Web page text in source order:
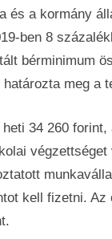
és a kormány
ben 8
bérminimum
meg a
34 260
kell fizetni. Az